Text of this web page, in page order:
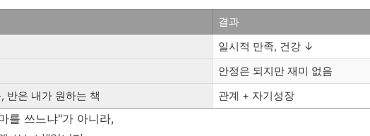
결과
일시적 만족, 건강 ↓
안정은 되지만 재미 없음
반은 내가 원하는 책
관계 + 자기성장
를 쓰느냐"가 아니라,